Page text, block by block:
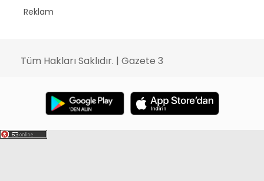
Reklam
Tüm Hakları Saklıdır. | Gazete 3